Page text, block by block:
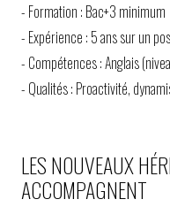
- Formation : Bac+3 minimum
- Expérience : 5 ans sur un
- Compétences : Anglais
- Qualités : Proactivité,
LES NOUVEAUX
ACCOMPAGNENT